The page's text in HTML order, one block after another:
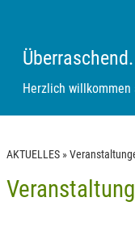
Herzlich
AKTUELLES »